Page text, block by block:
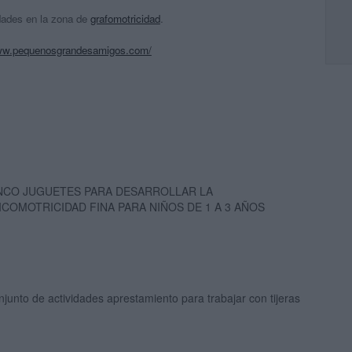
en la zona de grafomotricidad.
JUGUETES PARA DESARROLLAR LA
FINA PARA NIÑOS DE 1 A 3 AÑOS
de actividades aprestamiento para trabajar con tijeras